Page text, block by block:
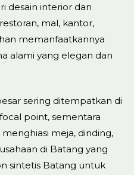
desain interior dan
mal, kantor,
memanfaatkannya
alami yang elegan dan
sering ditempatkan di
point, sementara
meja, dinding,
di Batang yang
sintetis Batang untuk